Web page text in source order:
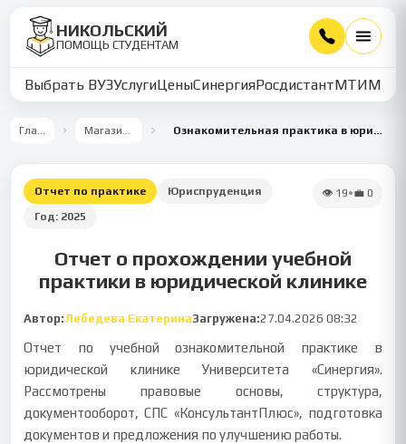
НИКОЛЬСКИЙ
ПОМОЩЬ СТУДЕНТАМ
Выбрать ВУЗУслугиЦеныСинергияРосдистантМТИММУ
Главная Магазин работ Ознакомительная практика в юридической клинике
Отчет по практике
Юриспруденция
Год: 2025
👁 19•💼 0
Отчет о прохождении учебной
практики в юридической клинике
Автор:Лебедева ЕкатеринаЗагружена:27.04.2026 08:32
Отчет по учебной ознакомительной практике в
юридической клинике Университета «Синергия».
Рассмотрены правовые основы, структура,
документооборот, СПС «КонсультантПлюс», подготовка
документов и предложения по улучшению работы.